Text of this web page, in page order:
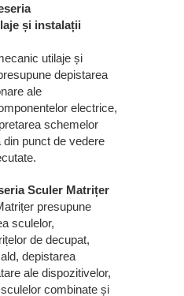
și instalații
utilaje și
depistarea
ale
electrice,
schemelor
punct de vedere
Sculer Matrițer
presupune
sculelor,
de decupat,
depistarea
ale dispozitivelor,
combinate și